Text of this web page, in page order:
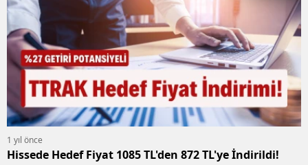
1 yıl önce
Hissede Hedef Fiyat 1085 TL'den 872 TL'ye İndirildi!